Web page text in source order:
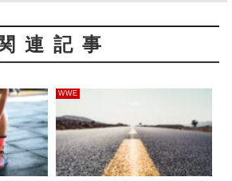
連記事
WWE